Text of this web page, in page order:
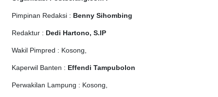
Pimpinan Redaksi : Benny Sihombing
Redaktur : Dedi Hartono, S.IP
Wakil Pimpred : Kosong,
Kaperwil Banten : Effendi Tampubolon
Perwakilan Lampung : Kosong,